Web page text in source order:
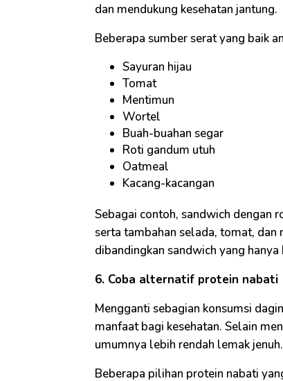
dan mendukung kesehatan jantung.
Beberapa sumber serat yang baik
Sayuran hijau
Tomat
Mentimun
Wortel
Buah-buahan segar
Roti gandum utuh
Oatmeal
Kacang-kacangan
Sebagai contoh, sandwich dengan
serta tambahan selada, tomat,
dibandingkan sandwich yang
6. Coba alternatif protein nabati
Mengganti sebagian konsumsi
manfaat bagi kesehatan. Selain
umumnya lebih rendah lemak jenuh.
Beberapa pilihan protein nabati